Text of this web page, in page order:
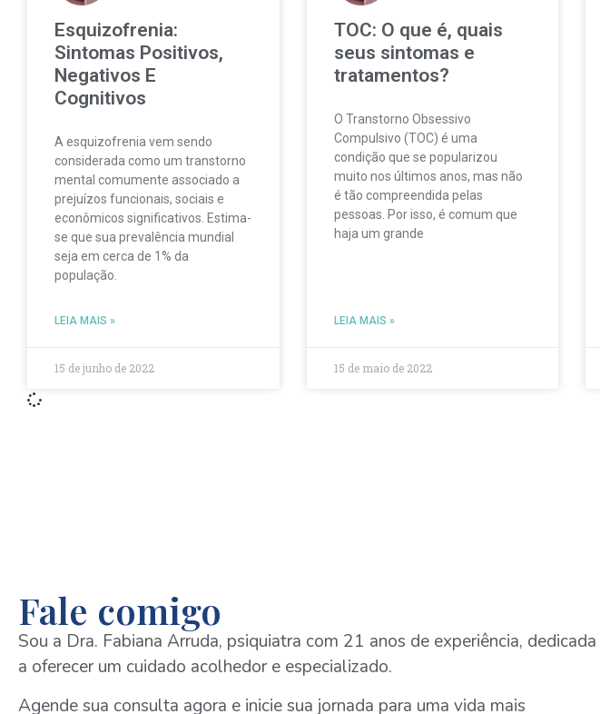
Esquizofrenia:
Sintomas Positivos,
Negativos E
Cognitivos
A esquizofrenia vem sendo
considerada como um transtorno
mental comumente associado a
prejuízos funcionais, sociais e
econômicos significativos. Estima-
se que sua prevalência mundial
seja em cerca de 1% da
população.
LEIA MAIS »
15 de junho de 2022
TOC: O que é, quais
seus sintomas e
tratamentos?
O Transtorno Obsessivo
Compulsivo (TOC) é uma
condição que se popularizou
muito nos últimos anos, mas não
é tão compreendida pelas
pessoas. Por isso, é comum que
haja um grande
LEIA MAIS »
15 de maio de 2022
Fale comigo
Sou a Dra. Fabiana Arruda, psiquiatra com 21 anos de experiência, dedicada
a oferecer um cuidado acolhedor e especializado.
Agende sua consulta agora e inicie sua jornada para uma vida mais